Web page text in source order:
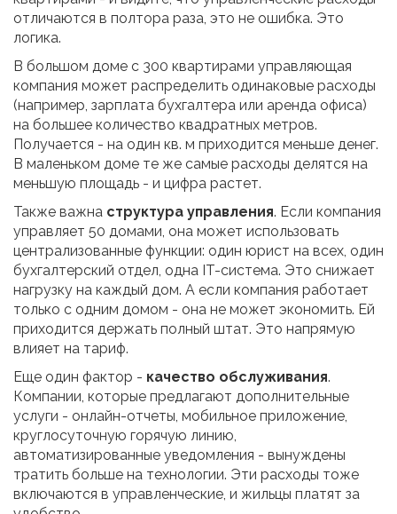
отличаются в полтора раза, это не ошибка. Это
логика.
В большом доме с 300 квартирами управляющая
компания может распределить одинаковые расходы
(например, зарплата бухгалтера или аренда офиса)
на большее количество квадратных метров.
Получается - на один кв. м приходится меньше денег.
В маленьком доме те же самые расходы делятся на
меньшую площадь - и цифра растет.
Также важна структура управления. Если компания
управляет 50 домами, она может использовать
централизованные функции: один юрист на всех, один
бухгалтерский отдел, одна IT-система. Это снижает
нагрузку на каждый дом. А если компания работает
только с одним домом - она не может экономить. Ей
приходится держать полный штат. Это напрямую
влияет на тариф.
Еще один фактор - качество обслуживания.
Компании, которые предлагают дополнительные
услуги - онлайн-отчеты, мобильное приложение,
круглосуточную горячую линию,
автоматизированные уведомления - вынуждены
тратить больше на технологии. Эти расходы тоже
включаются в управленческие, и жильцы платят за